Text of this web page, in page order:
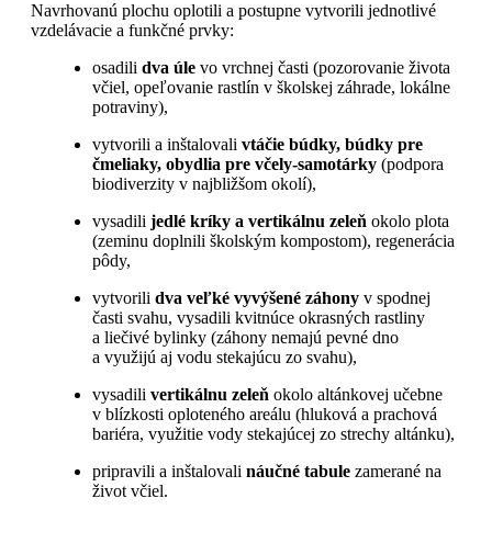
Navrhovanú plochu oplotili a postupne vytvorili jednotlivé
vzdelávacie a funkčné prvky:
osadili dva úle vo vrchnej časti (pozorovanie života
včiel, opeľovanie rastlín v školskej záhrade, lokálne
potraviny),
vytvorili a inštalovali vtáčie búdky, búdky pre
čmeliaky, obydlia pre včely-samotárky (podpora
biodiverzity v najbližšom okolí),
vysadili jedlé kríky a vertikálnu zeleň okolo plota
(zeminu doplnili školským kompostom), regenerácia
pôdy,
vytvorili dva veľké vyvýšené záhony v spodnej
časti svahu, vysadili kvitnúce okrasných rastliny
a liečivé bylinky (záhony nemajú pevné dno
a využijú aj vodu stekajúcu zo svahu),
vysadili vertikálnu zeleň okolo altánkovej učebne
v blízkosti oploteného areálu (hluková a prachová
bariéra, využitie vody stekajúcej zo strechy altánku),
pripravili a inštalovali náučné tabule zamerané na
život včiel.